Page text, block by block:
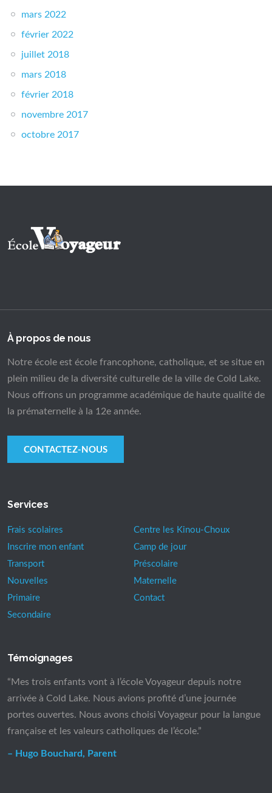
mars 2022
février 2022
juillet 2018
mars 2018
février 2018
novembre 2017
octobre 2017
À propos de nous
Notre école est école francophone, catholique, et se situe en
plein milieu de la diversité culturelle de la ville de Cold Lake.
Nous offrons un programme académique de haute qualité de
la prématernelle à la 12e année.
CONTACTEZ-NOUS
Services
Frais scolaires
Centre les Kinou-Choux
Inscrire mon enfant
Camp de jour
Transport
Préscolaire
Nouvelles
Maternelle
Primaire
Contact
Secondaire
Témoignages
“Mes trois enfants vont à l’école Voyageur depuis notre
arrivée à Cold Lake. Nous avions profité d’une journée
portes ouvertes. Nous avons choisi Voyageur pour la langue
française et les valeurs catholiques de l’école.”
– Hugo Bouchard, Parent